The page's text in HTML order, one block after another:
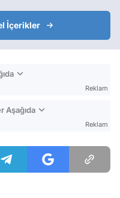
İçerikler
Reklam
Aşağıda
Reklam